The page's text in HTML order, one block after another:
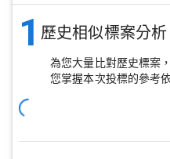
1 歷史相似標案分析
為您大量比對歷史標案
您掌握本次投標的參考